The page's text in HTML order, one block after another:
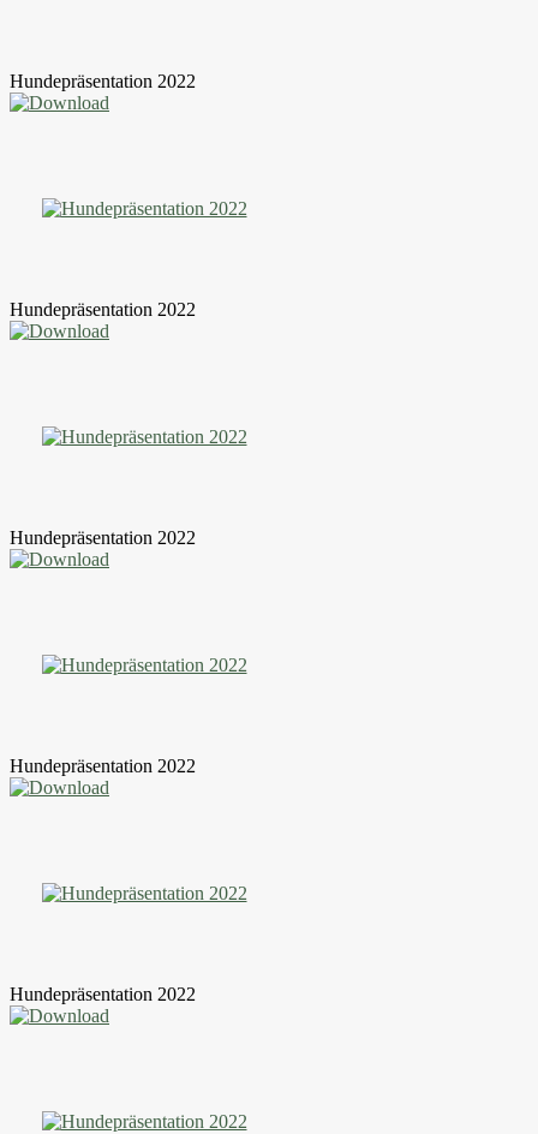
Hundepräsentation 2022
Hundepräsentation 2022
Hundepräsentation 2022
Hundepräsentation 2022
Hundepräsentation 2022